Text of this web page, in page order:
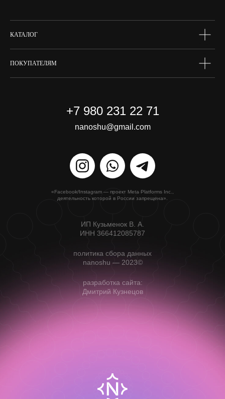
КАТАЛОГ
ПОКУПАТЕЛЯМ
«Facebook/Instagram — проект Meta Platforms Inc.,
деятельность которой в России запрещена».
+7 980 231 22 71
nanoshu@gmail.com
ИП Кузьменок В. А.
ИНН 366412085787
разработка сайта:
Дмитрий Кузнецов
политика сбора данных
nanoshu — 2023©